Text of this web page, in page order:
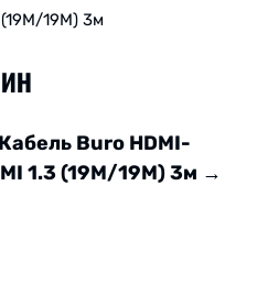
19M) 3м
Кабель Buro HDMI-
1.3 (19M/19M) 3м →